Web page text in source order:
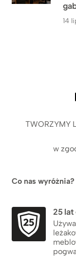
14
TWORZYMY
w
Co nas wyróżnia?
25 lat